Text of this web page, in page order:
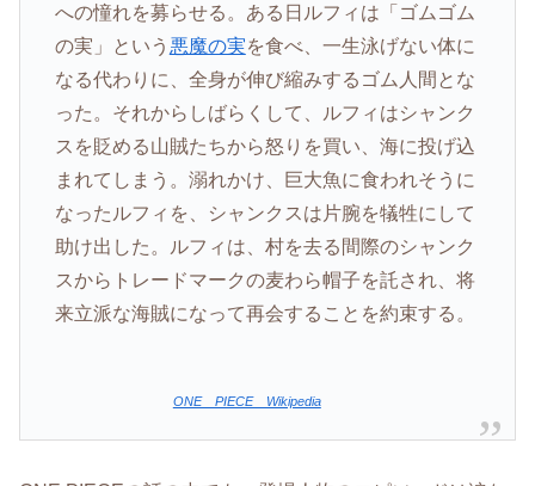
への憧れを募らせる。ある日ルフィは「ゴムゴム
の実」という 悪魔の実を食べ、一生泳げない体に
なる代わりに、全身が伸び縮みするゴム人間とな
った。それからしばらくして、ルフィはシャンク
スを貶める山賊たちから怒りを買い、海に投げ込
まれてしまう。溺れかけ、巨大魚に食われそうに
なったルフィを、シャンクスは片腕を犠牲にして
助け出した。ルフィは、村を去る間際のシャンク
スからトレードマークの麦わら帽子を託され、将
来立派な海賊になって再会することを約束する。
ONE PIECE Wikipedia